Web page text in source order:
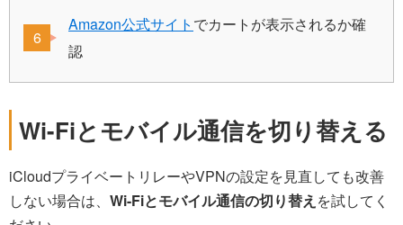
Amazon公式サイト でカートが表示されるか確
認
Wi-Fiとモバイル通信を切り替える
iCloudプライベートリレーやVPNの設定を見直しても改善
しない場合は、 Wi-Fiとモバイル通信の切り替え を試してく